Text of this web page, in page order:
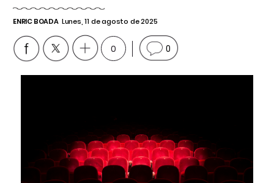
ENRIC BOADA Lunes, 11 de agosto de 2025
0 0